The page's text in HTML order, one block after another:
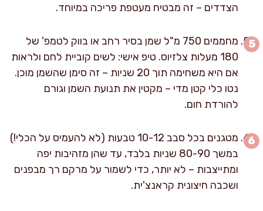
הצדדים – זה מבטיח מעטפת פריכה במיוחד.
מחממים 750 מ"ל שמן בסיר רחב או בווק לטמפ' של
180 מעלות צלזיוס. טיפ אישי: לשים קוביית לחם ולראות
אם היא משחימה תוך 20 שניות – זה סימן שהשמן מוכן.
נטו כלי קטן מדי – מקטין את תנועת השמן וגורם
להורדת חום.
מטגנים בכל סבב 10-12 טבעות (לא להעמיס על הכלי!)
במשך 80-90 שניות בלבד, עד שהן מזהיבות יפה
ומתייצבות – לא יותר, כדי לשמור על מרקם רך מבפנים
ושכבה חיצונית קראנצ'ית.